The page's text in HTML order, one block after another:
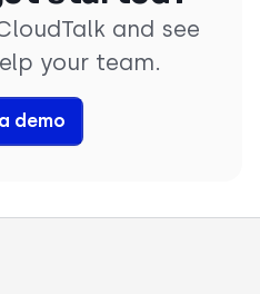
and see
your team.
demo